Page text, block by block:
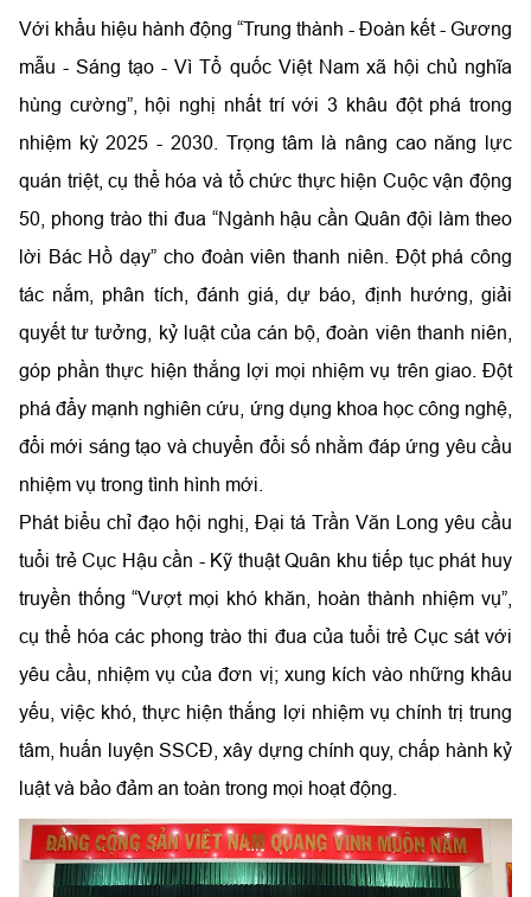
Với khẩu hiệu hành động “Trung thành - Đoàn kết - Gương
mẫu - Sáng tạo - Vì Tổ quốc Việt Nam xã hội chủ nghĩa
hùng cường”, hội nghị nhất trí với 3 khâu đột phá trong
nhiệm kỳ 2025 - 2030. Trọng tâm là nâng cao năng lực
quán triệt, cụ thể hóa và tổ chức thực hiện Cuộc vận động
50, phong trào thi đua “Ngành hậu cần Quân đội làm theo
lời Bác Hồ dạy” cho đoàn viên thanh niên. Đột phá công
tác nắm, phân tích, đánh giá, dự báo, định hướng, giải
quyết tư tưởng, kỷ luật của cán bộ, đoàn viên thanh niên,
góp phần thực hiện thắng lợi mọi nhiệm vụ trên giao. Đột
phá đẩy mạnh nghiên cứu, ứng dụng khoa học công nghệ,
đổi mới sáng tạo và chuyển đổi số nhằm đáp ứng yêu cầu
nhiệm vụ trong tình hình mới.
Phát biểu chỉ đạo hội nghị, Đại tá Trần Văn Long yêu cầu
tuổi trẻ Cục Hậu cần - Kỹ thuật Quân khu tiếp tục phát huy
truyền thống “Vượt mọi khó khăn, hoàn thành nhiệm vụ”
cụ thể hóa các phong trào thi đua của tuổi trẻ Cục sát với
yêu cầu, nhiệm vụ của đơn vị; xung kích vào những khâu
yếu, việc khó, thực hiện thắng lợi nhiệm vụ chính trị trung
tâm, huấn luyện SSCĐ, xây dựng chính quy, chấp hành kỷ
luật và bảo đảm an toàn trong mọi hoạt động.